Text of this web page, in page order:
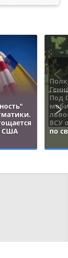
США
Под
ВСУ
по